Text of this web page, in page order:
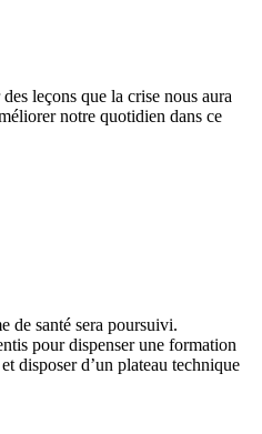
leçons que la crise nous aura
notre quotidien dans ce
de santé sera poursuivi.
pour dispenser une formation
disposer d’un plateau technique